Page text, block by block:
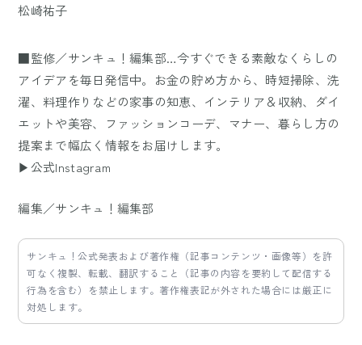
松崎祐子
■監修／サンキュ！編集部…今すぐできる素敵なくらしの
アイデアを毎日発信中。お金の貯め方から、時短掃除、洗
濯、料理作りなどの家事の知恵、インテリア＆収納、ダイ
エットや美容、ファッションコーデ、マナー、暮らし方の
提案まで幅広く情報をお届けします。
▶公式Instagram
編集／サンキュ！編集部
サンキュ！公式発表および著作権（記事コンテンツ・画像等）を許
可なく複製、転載、翻訳すること（記事の内容を要約して配信する
行為を含む）を禁止します。著作権表記が外された場合には厳正に
対処します。